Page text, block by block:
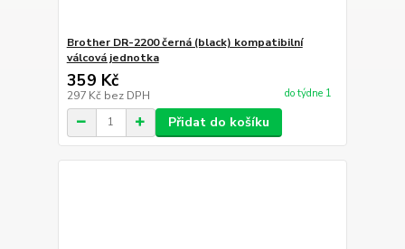
Brother DR-2200 černá (black) kompatibilní
válcová jednotka
359 Kč
297 Kč bez DPH do týdne 1
Přidat do košíku